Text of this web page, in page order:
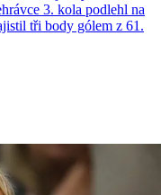
3. kola podlehl na
tři body gólem z 61.